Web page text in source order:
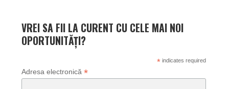
VREI SA FII LA CURENT CU CELE MAI NOI
OPORTUNITĂȚI?
*indicates required
Adresa electronică *